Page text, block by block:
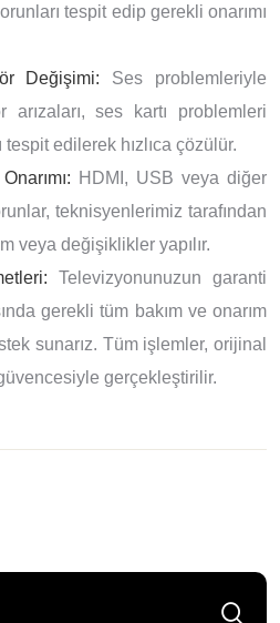
tespit edip gerekli onarımı
Değişimi: Ses problemleriyle
arızaları, ses kartı problemleri
edilerek hızlıca çözülür.
HDMI, USB veya diğer
teknisyenlerimiz tarafından
veya değişiklikler yapılır.
Televizyonunuzun garanti
gerekli tüm bakım ve onarım
sunarız. Tüm işlemler, orijinal
gerçekleştirilir.